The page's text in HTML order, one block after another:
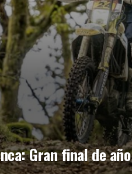
Gran final de año